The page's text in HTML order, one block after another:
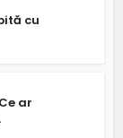
cu
ar